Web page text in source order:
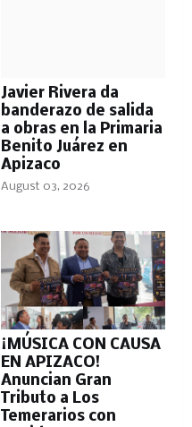
Javier Rivera da
banderazo de salida
a obras en la Primaria
Benito Juárez en
Apizaco
August 03, 2026
¡MÚSICA CON CAUSA
EN APIZACO!
Anuncian Gran
Tributo a Los
Temerarios con